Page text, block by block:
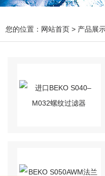
您的位置： 网站首页 > 产品展